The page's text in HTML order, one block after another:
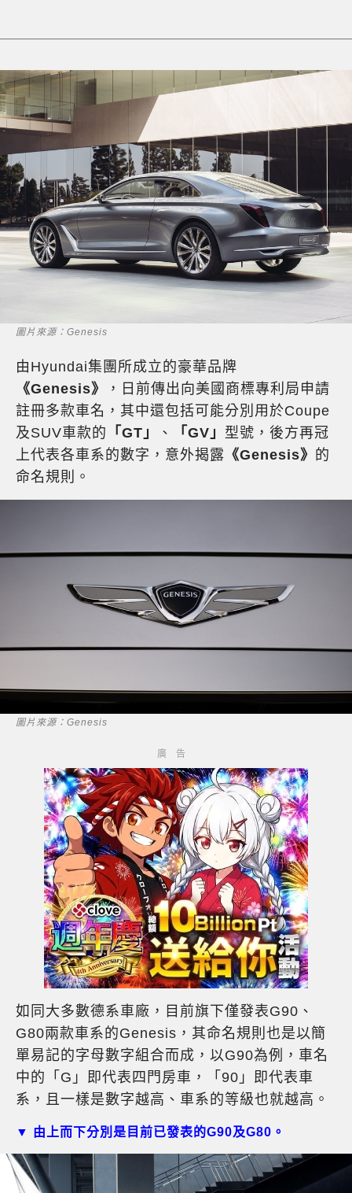
圖片來源：Genesis
由Hyundai集團所成立的豪華品牌
《Genesis》
，日前傳出向美國商標專利局申請
註冊多款車名，其中還包括可能分別用於Coupe
及SUV車款的 「GT」 、 「GV」 型號，後方再冠
上代表各車系的數字，意外揭露 《Genesis》 的
命名規則。
圖片來源：Genesis
如同大多數德系車廠，目前旗下僅發表G90、
G80兩款車系的Genesis，其命名規則也是以簡
單易記的字母數字組合而成，以G90為例，車名
中的「G」即代表四門房車，「90」即代表車
系，且一樣是數字越高、車系的等級也就越高。
▼ 由上而下分別是目前已發表的G90及G80。